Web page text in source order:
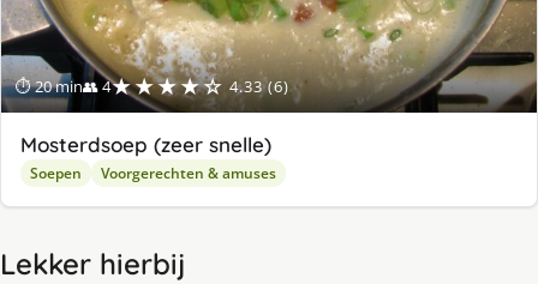
⏱ 20 min👥 4★★★★☆ 4.33 (6)
Mosterdsoep (zeer snelle)
Soepen Voorgerechten & amuses
Lekker hierbij